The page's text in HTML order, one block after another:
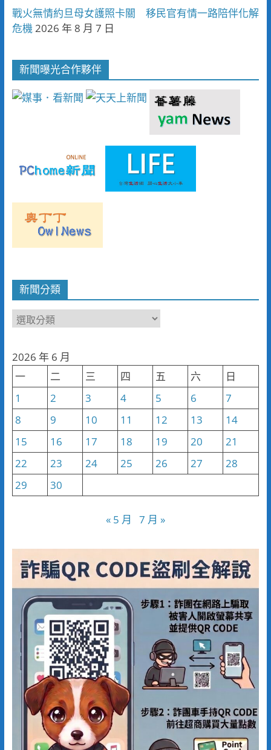
戰火無情約旦母女護照卡關 移民官有情一路陪伴化解
危機2026 年 8 月 7 日
新聞曝光合作夥伴
新聞分類
新
類
2026 年 6 月
一
二 三 四 五 六
日
1
2 3 4 5 6
7
8
9 10 11 12 13
14
15
16 17 18 19 20
21
22
23 24 25 26 27
28
29
30
« 5 月 7 月 »